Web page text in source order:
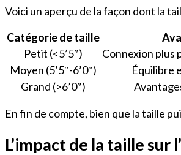
Voici un aperçu de la façon dont la
Catégorie de taille
Petit (<5’5″)
Connexion plus
Moyen (5’5″-6’0″)
Équilibre
Grand (>6’0″)
En fin de compte, bien que la taille
L’impact de la taille sur